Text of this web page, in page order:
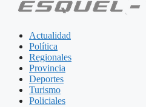
Actualidad
Política
Regionales
Provincia
Deportes
Turismo
Policiales